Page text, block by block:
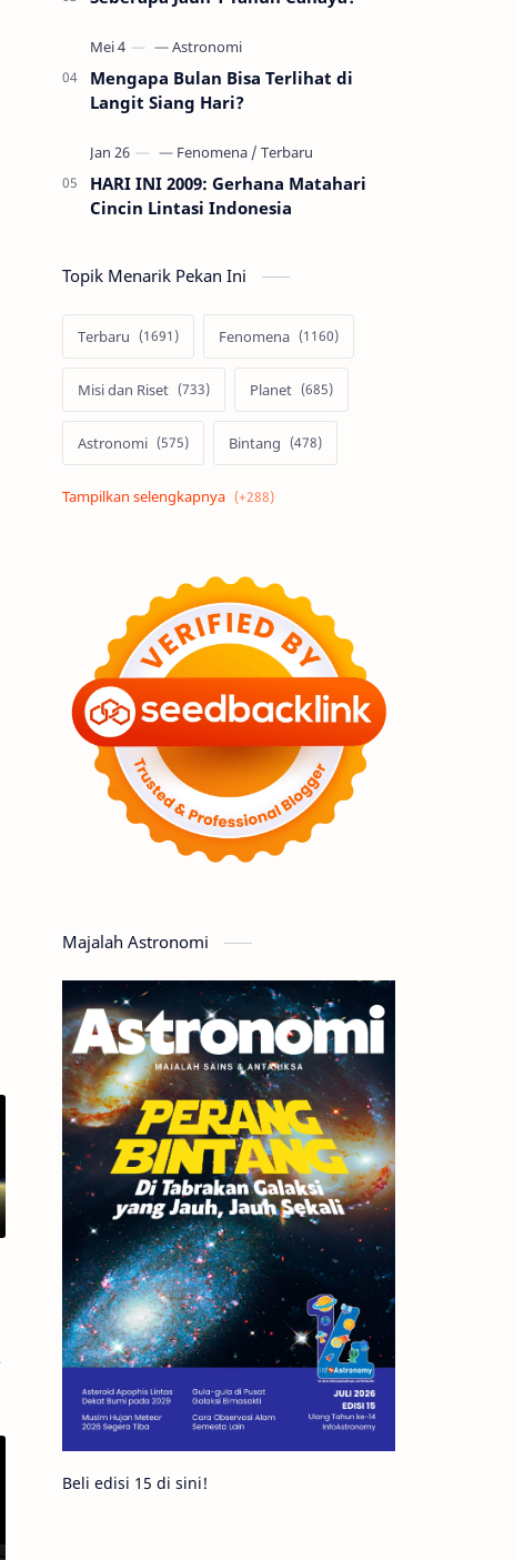
Mengapa Bulan Bisa Terlihat di
Langit Siang Hari?
HARI INI 2009: Gerhana Matahari
Cincin Lintasi Indonesia
Topik Menarik Pekan Ini
Terbaru Fenomena
Misi dan Riset Planet
Astronomi Bintang
Alam semesta Galaksi
Tata Surya
Hype Astronot
Asteroid Observasi
Premium Komet
Penelitian
Satelit
Aurora Supernova
Nebula Sponsored
Matahari Featured
Mars Planet Katai
GMT 2016 History
Hoax Bima Sakti
Meteor Gerhana
Komet ISON Jupiter
Planet Kerdil Bumi
Pengetahuan Berita
Majalah Astronomi
Beli edisi 15 di sini!